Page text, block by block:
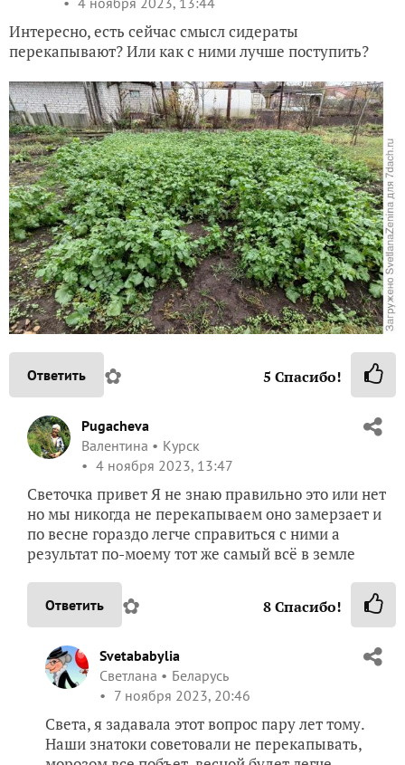
Интересно, есть сейчас смысл сидераты
перекапывают? Или как с ними лучше поступить?
Ответить ✿ 5 Спасибо!
Pugacheva
Валентина
Курск
4 ноября 2023, 13:47
Светочка привет Я не знаю правильно это или нет
но мы никогда не перекапываем оно замерзает и
по весне гораздо легче справиться с ними а
результат по-моему тот же самый всё в земле
Ответить ✿ 8Спасибо!
Svetababylia
Светлана
Беларусь
7 ноября 2023, 20:46
Света, я задавала этот вопрос пару лет тому.
Наши знатоки советовали не перекапывать,